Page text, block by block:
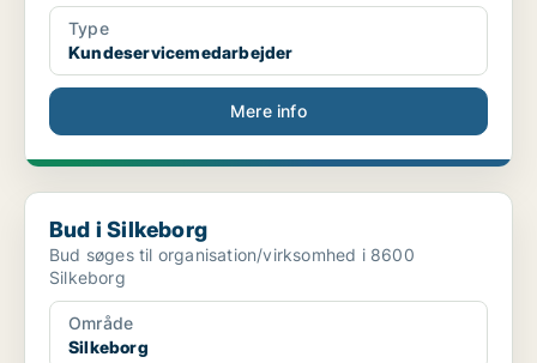
Type
Kundeservicemedarbejder
Mere info
Bud i Silkeborg
Bud i Silkeborg
Bud søges til organisation/virksomhed i 8600
Silkeborg
Område
Silkeborg